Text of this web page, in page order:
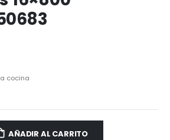
cocina
AÑADIR AL CARRITO